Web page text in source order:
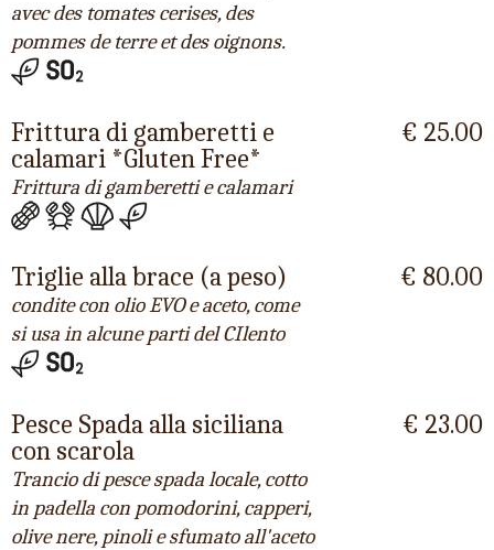
avec des tomates cerises, des
pommes de terre et des oignons.
Frittura di gamberetti e
calamari *Gluten Free*
Frittura di gamberetti e calamari
€ 25.00
Triglie alla brace (a peso)
condite con olio EVO e aceto, come
si usa in alcune parti del CIlento
€ 80.00
Pesce Spada alla siciliana
con scarola
Trancio di pesce spada locale, cotto
in padella con pomodorini, capperi,
olive nere, pinoli e sfumato all'aceto
€ 23.00